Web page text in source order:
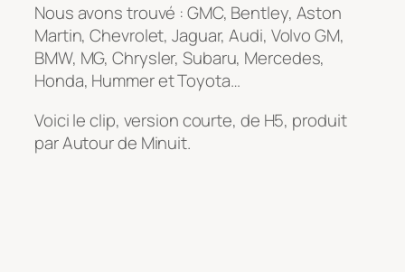
Nous avons trouvé : GMC, Bentley, Aston
Martin, Chevrolet, Jaguar, Audi, Volvo GM,
BMW, MG, Chrysler, Subaru, Mercedes,
Honda, Hummer et Toyota…
Voici le clip, version courte, de H5, produit
par Autour de Minuit.